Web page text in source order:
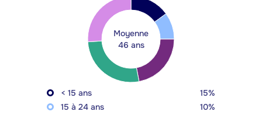
Moyenne
46 ans
< 15 ans
15%
15 à 24 ans
10%